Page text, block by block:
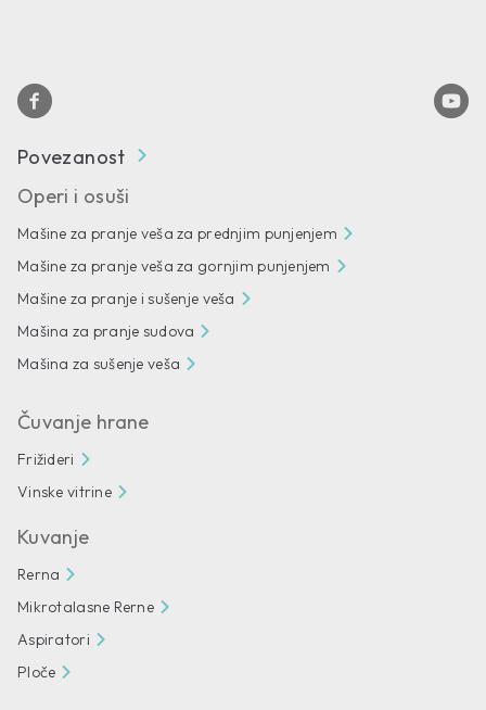
Povezanost
Operi i osuši
Mašine za pranje veša za prednjim punjenjem
Mašine za pranje veša za gornjim punjenjem
Mašine za pranje i sušenje veša
Mašina za pranje sudova
Mašina za sušenje veša
Čuvanje hrane
Frižideri
Vinske vitrine
Kuvanje
Rerna
Mikrotalasne Rerne
Aspiratori
Ploče